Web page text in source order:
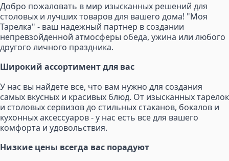
Добро пожаловать в мир изысканных решений для
столовых и лучших товаров для вашего дома! "Моя
Тарелка" - ваш надежный партнер в создании
непревзойденной атмосферы обеда, ужина или любого
другого личного праздника.
Широкий ассортимент для вас
У нас вы найдете все, что вам нужно для создания
самых вкусных и красивых блюд. От изысканных тарелок
и столовых сервизов до стильных стаканов, бокалов и
кухонных аксессуаров - у нас есть все для вашего
комфорта и удовольствия.
Низкие цены всегда вас порадуют